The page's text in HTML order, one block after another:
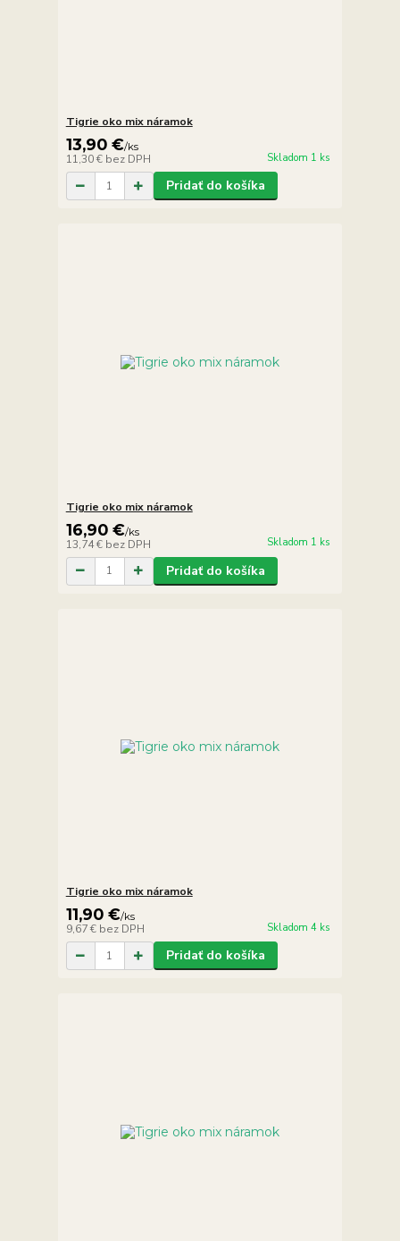
Tigrie oko mix náramok
13,90 €/ks
11,30 € bez DPH Skladom 1 ks
Pridať do košíka
Tigrie oko mix náramok
16,90 €/ks
13,74 € bez DPH Skladom 1 ks
Pridať do košíka
Tigrie oko mix náramok
11,90 €/ks
9,67 € bez DPH Skladom 4 ks
Pridať do košíka